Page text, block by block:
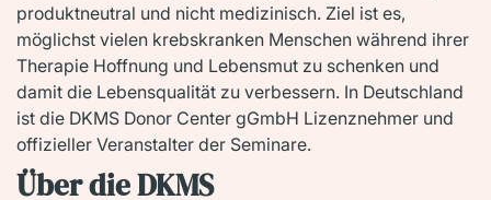
produktneutral und nicht medizinisch. Ziel ist es,
möglichst vielen krebskranken Menschen während ihrer
Therapie Hoffnung und Lebensmut zu schenken und
damit die Lebensqualität zu verbessern. In Deutschland
ist die DKMS Donor Center gGmbH Lizenznehmer und
offizieller Veranstalter der Seminare.
Über die DKMS